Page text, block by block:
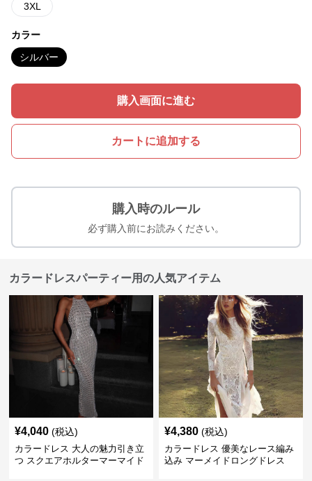
3XL
カラー
シルバー
購入画面に進む
カートに追加する
購入時のルール
必ず購入前にお読みください。
カラードレスパーティー用の人気アイテム
¥4,040 (税込)
カラードレス 大人の魅力引き立
つ スクエアホルターマーマイド
¥4,380 (税込)
カラードレス 優美なレース編み
込み マーメイドロングドレス